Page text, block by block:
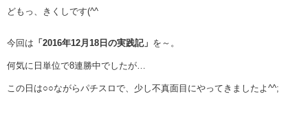
どもっ、きくしです(^^ゞ
今回は 「2016年12月18日の実践記」 を～。
何気に日単位で8連勝中でしたが…
この日は○○ながらパチスロで、少し不真面目にやってきましたよ^^;